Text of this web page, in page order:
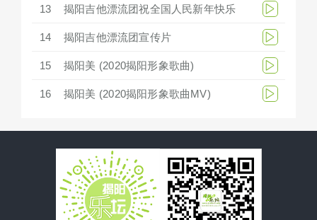
13 揭阳吉他漂流团祝全国人民新年快乐
14 揭阳吉他漂流团宣传片
15 揭阳美 (2020揭阳形象歌曲)
16 揭阳美 (2020揭阳形象歌曲MV)